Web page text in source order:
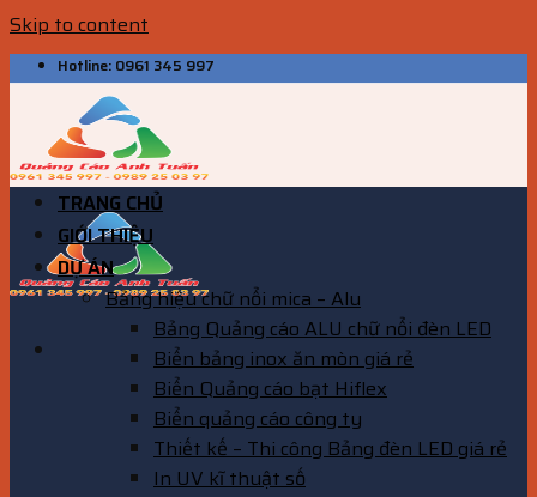
Skip to content
Hotline: 0961 345 997
TRANG CHỦ
GIỚI THIỆU
DỰ ÁN
Bảng hiệu chữ nổi mica – Alu
Bảng Quảng cáo ALU chữ nổi đèn LED
Biển bảng inox ăn mòn giá rẻ
Biển Quảng cáo bạt Hiflex
Biển quảng cáo công ty
Thiết kế – Thi công Bảng đèn LED giá rẻ
In UV kĩ thuật số